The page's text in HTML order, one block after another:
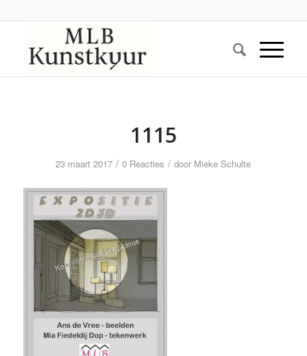
1115
23 maart 2017 / 0 Reacties / door Mieke Schulte